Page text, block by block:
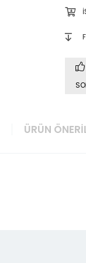
ÜRÜN